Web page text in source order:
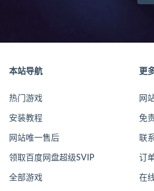
本站导航
热门游戏
安装教程
网站唯一售后
领取百度网盘超级SVIP
全部游戏
更
网
免
联
订
在